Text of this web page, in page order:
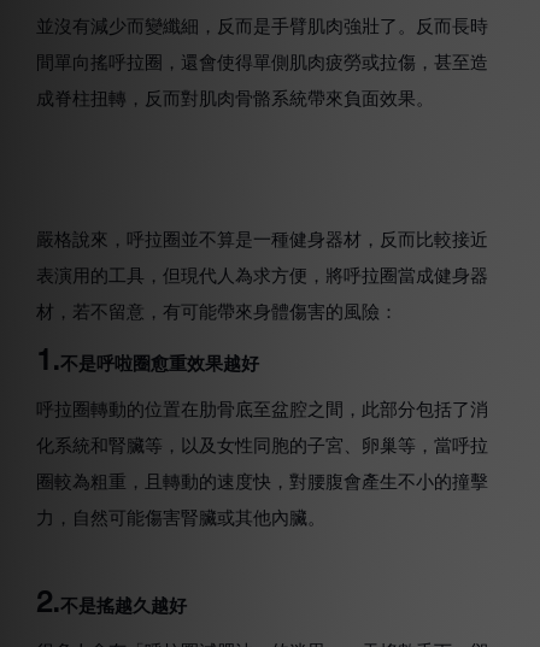
並沒有減少而變纖細，反而是手臂肌肉強壯了。反而長時
間單向搖呼拉圈，還會使得單側肌肉疲勞或拉傷，甚至造
成脊柱扭轉，反而對肌肉骨骼系統帶來負面效果。
嚴格說來，呼拉圈並不算是一種健身器材，反而比較接近
表演用的工具，但現代人為求方便，將呼拉圈當成健身器
材，若不留意，有可能帶來身體傷害的風險：
1.不是呼啦圈愈重效果越好
呼拉圈轉動的位置在肋骨底至盆腔之間，此部分包括了消
化系統和腎臟等，以及女性同胞的子宮、卵巢等，當呼拉
圈較為粗重，且轉動的速度快，對腰腹會產生不小的撞擊
力，自然可能傷害腎臟或其他內臟。
2.不是搖越久越好